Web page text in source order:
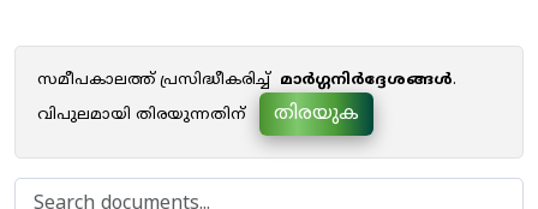
സമീപകാലത്ത് പ്രസിദ്ധീകരിച്ച് മാർഗ്ഗനിർദ്ദേശങ്ങൾ.
വിപുലമായി തിരയുന്നതിന്
തിരയുക